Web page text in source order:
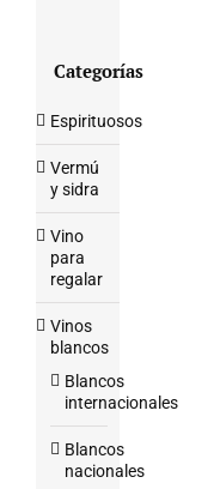
Categorías
Espirituosos
Vermú
y sidra
Vino
para
regalar
Vinos
blancos
Blancos
internacionales
Blancos
nacionales